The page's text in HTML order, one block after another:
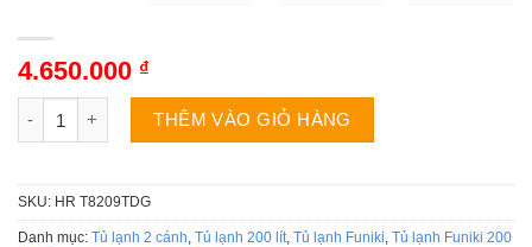
4.650.000 ₫
Tủ lạnh Funiki HR T8209TDG | 209L 2 cánh inverter số lượng
THÊM VÀO GIỎ HÀNG
SKU: HR T8209TDG
Danh mục: Tủ lạnh 2 cánh Tủ lạnh 200 lít Tủ lạnh Funiki Tủ lạnh Funiki 200